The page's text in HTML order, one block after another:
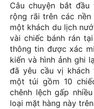
Câu chuyện bắt
rộng rãi trên các
một khách du lịch
vài chiếc bánh rán
thông tin được xác
kiến và hình ảnh ghi
đã yêu cầu vị khách
một túi gồm 10
chênh lệch gấp
loại mặt hàng này